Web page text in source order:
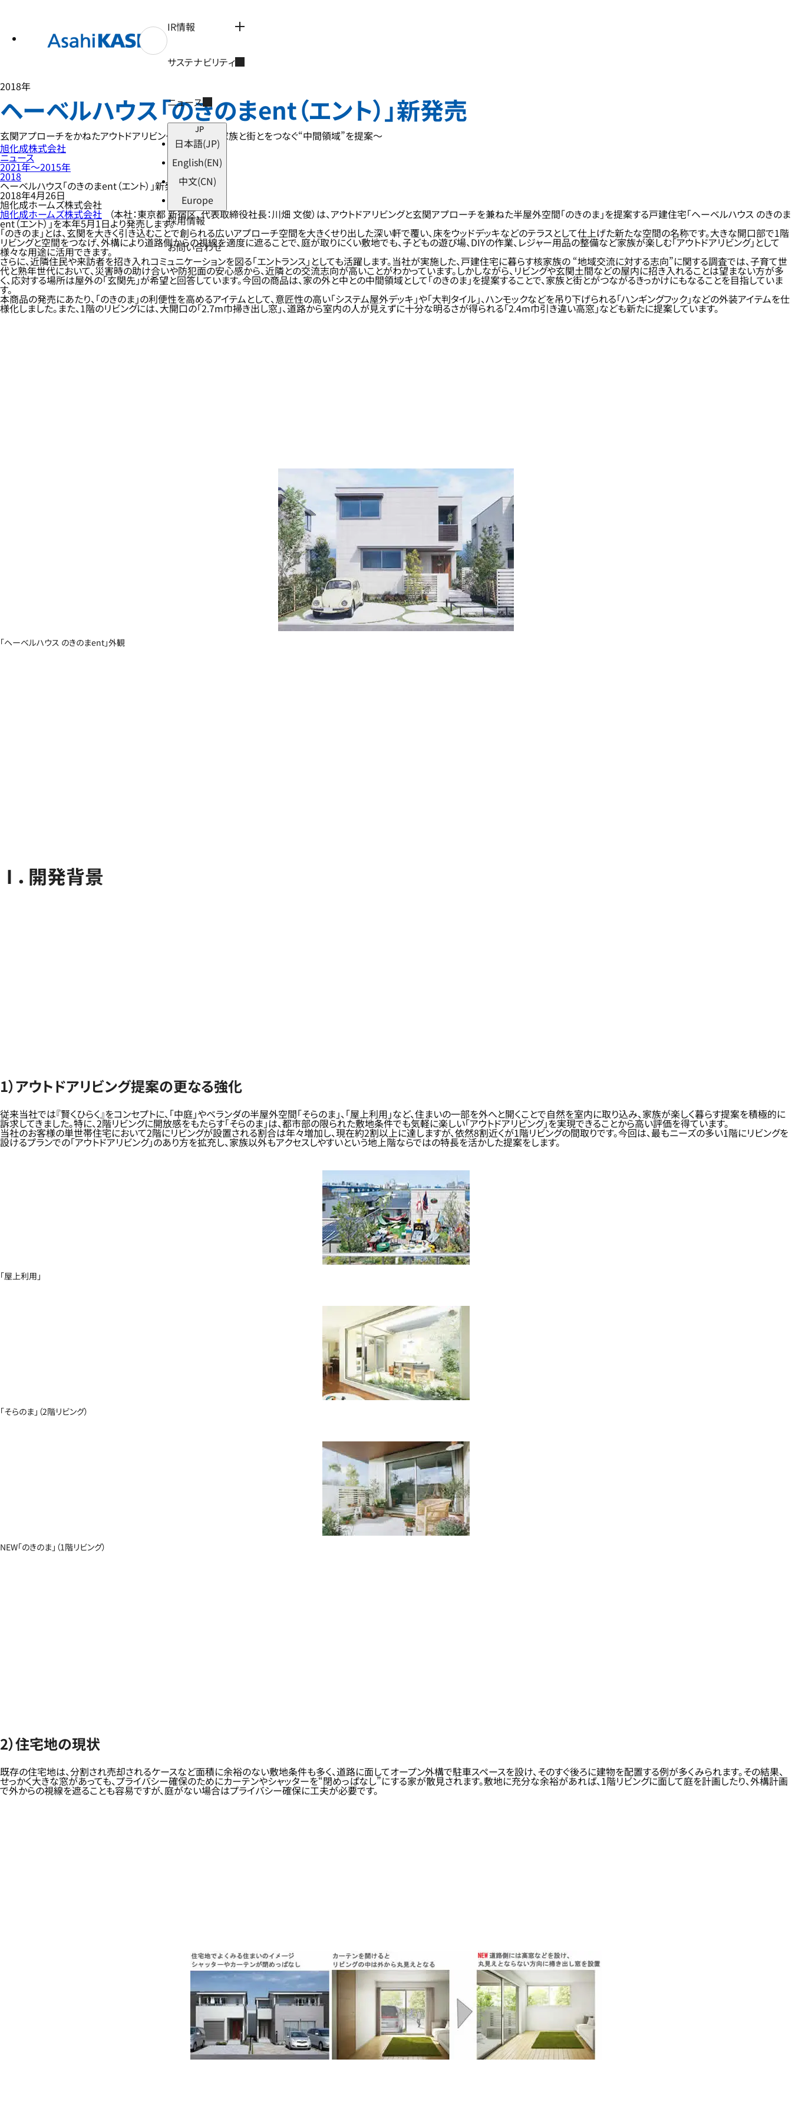
IR情報
サステナビリティ
ニュース
JP
日本語(JP)
English(EN)
中文(CN)
Europe
採用情報
お問い合わせ
2018年
ヘーベルハウス「のきのまent（エント）」新発売
玄関アプローチをかねたアウトドアリビングのある家～家族と街とをつなぐ“中間領域”を提案～
旭化成株式会社
ニュース
2021年〜2015年
2018
ヘーベルハウス「のきのまent（エント）」新発売
2018年4月26日
旭化成ホームズ株式会社
旭化成ホームズ株式会社 （本社：東京都 新宿区、代表取締役社長：川畑 文俊）は、アウトドアリビングと玄関アプローチを兼ねた半屋外空間「のきのま」を提案する戸建住宅「ヘーベルハウス のきのま
ent（エント）」を本年5月1日より発売します。
「のきのま」とは、玄関を大きく引き込むことで創られる広いアプローチ空間を大きくせり出した深い軒で覆い、床をウッドデッキなどのテラスとして仕上げた新たな空間の名称です。大きな開口部で1階
リビングと空間をつなげ、外構により道路側からの視線を適度に遮ることで、庭が取りにくい敷地でも、子どもの遊び場、DIYの作業、レジャー用品の整備など家族が楽しむ「アウトドアリビング」として
様々な用途に活用できます。
さらに、近隣住民や来訪者を招き入れコミュニケーションを図る「エントランス」としても活躍します。当社が実施した、戸建住宅に暮らす核家族の “地域交流に対する志向”に関する調査では、子育て世
代と熟年世代において、災害時の助け合いや防犯面の安心感から、近隣との交流志向が高いことがわかっています。しかしながら、リビングや玄関土間などの屋内に招き入れることは望まない方が多
く、応対する場所は屋外の「玄関先」が希望と回答しています。今回の商品は、家の外と中との中間領域として「のきのま」を提案することで、家族と街とがつながるきっかけにもなることを目指していま
す。
本商品の発売にあたり、「のきのま」の利便性を高めるアイテムとして、意匠性の高い「システム屋外デッキ」や「大判タイル」、ハンモックなどを吊り下げられる「ハンギングフック」などの外装アイテムを仕
様化しました。また、1階のリビングには、大開口の「2.7m巾掃き出し窓」、道路から室内の人が見えずに十分な明るさが得られる「2.4m巾引き違い高窓」なども新たに提案しています。
「ヘーベルハウス のきのまent」外観
Ⅰ．開発背景
1）アウトドアリビング提案の更なる強化
従来当社では『賢くひらく』をコンセプトに、「中庭」やベランダの半屋外空間「そらのま」、「屋上利用」など、住まいの一部を外へと開くことで自然を室内に取り込み、家族が楽しく暮らす提案を積極的に
訴求してきました。特に、2階リビングに開放感をもたらす「そらのま」は、都市部の限られた敷地条件でも気軽に楽しい「アウトドアリビング」を実現できることから高い評価を得ています。
当社のお客様の単世帯住宅において2階にリビングが設置される割合は年々増加し、現在約2割以上に達しますが、依然8割近くが1階リビングの間取りです。今回は、最もニーズの多い1階にリビングを
設けるプランでの「アウトドアリビング」のあり方を拡充し、家族以外もアクセスしやすいという地上階ならではの特長を活かした提案をします。
「屋上利用」
「そらのま」（2階リビング）
NEW「のきのま」（1階リビング）
2）住宅地の現状
既存の住宅地は、分割され売却されるケースなど面積に余裕のない敷地条件も多く、道路に面してオープン外構で駐車スペースを設け、そのすぐ後ろに建物を配置する例が多くみられます。その結果、
せっかく大きな窓があっても、プライバシー確保のためにカーテンやシャッターを“閉めっぱなし”にする家が散見されます。敷地に充分な余裕があれば、1階リビングに面して庭を計画したり、外構計画
で外からの視線を遮ることも容易ですが、庭がない場合はプライバシー確保に工夫が必要です。